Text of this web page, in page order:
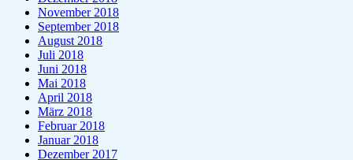
November 2018
September 2018
August 2018
Juli 2018
Juni 2018
Mai 2018
April 2018
März 2018
Februar 2018
Januar 2018
Dezember 2017